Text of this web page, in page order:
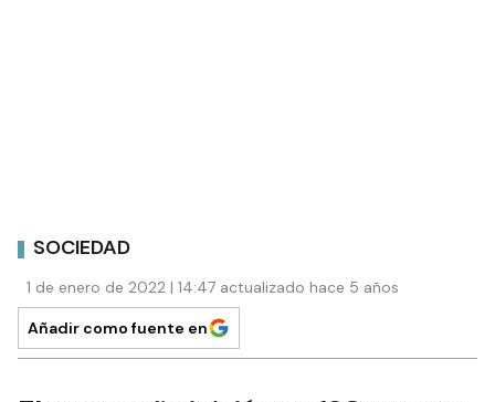
SOCIEDAD
1 de enero de 2022 | 14:47 actualizado hace 5 años
Añadir como fuente en